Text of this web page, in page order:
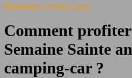
Rencontres, voyance, sexo
Comment
Semaine Sainte
camping-car ?